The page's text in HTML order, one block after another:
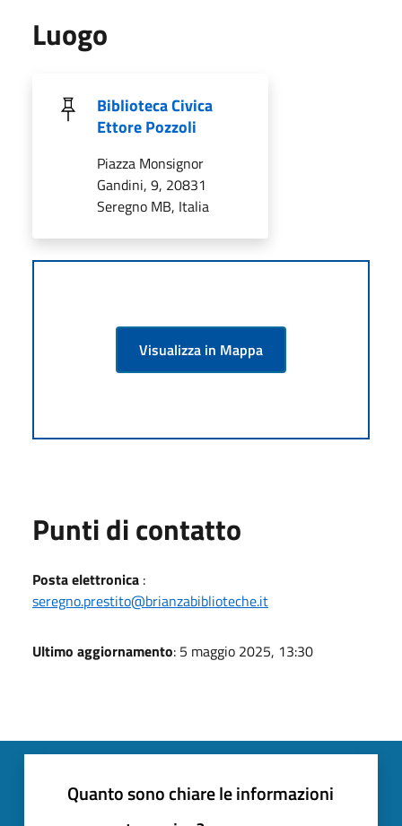
Luogo
Biblioteca Civica
Ettore Pozzoli
Piazza Monsignor
Gandini, 9, 20831
Seregno MB, Italia
Visualizza in Mappa
Punti di contatto
Posta elettronica :
seregno.prestito@brianzabiblioteche.it
Ultimo aggiornamento: 5 maggio 2025, 13:30
Quanto sono chiare le informazioni